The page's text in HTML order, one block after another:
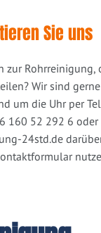
Sie uns
zur Rohrreinigung,
Wir sind
um die Uhr per
160 52 292 6 oder
24std.de